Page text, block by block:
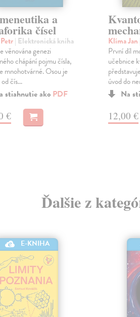
a
čísel
| Elektronická kniha
věnována genezi
chápání pojmu čísla,
mnohotvárné. Osou je
čís...
stiahnutie ako PDF
€
Klíma Jan
První díl
učebnice
úvod do
Na
12,00 €
Ďalšie z
E-KNIHA